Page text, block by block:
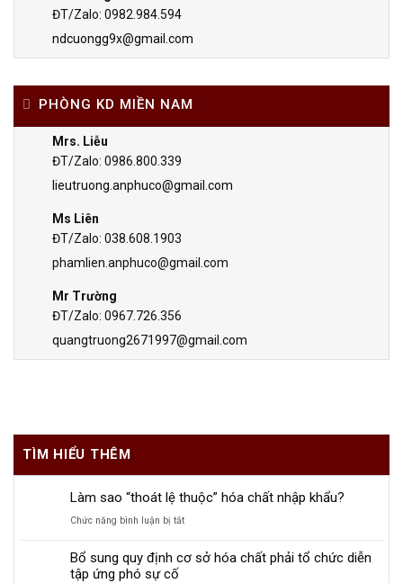
ĐT/Zalo: 0982.984.594
ndcuongg9x@gmail.com
PHÒNG KD MIỀN NAM
Mrs. Liễu
ĐT/Zalo: 0986.800.339
lieutruong.anphuco@gmail.com
Ms Liên
ĐT/Zalo: 038.608.1903
phamlien.anphuco@gmail.com
Mr Trường
ĐT/Zalo: 0967.726.356
quangtruong2671997@gmail.com
TÌM HIỂU THÊM
Làm sao “thoát lệ thuộc” hóa chất nhập khẩu?
Chức năng bình luận bị tắtở
sao
Bổ sung quy định cơ sở hóa chất phải tổ chức diễn
tập ứng phó sự cố